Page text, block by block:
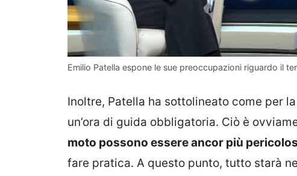
Emilio Patella espone le sue preoccupazioni riguardo il
Inoltre, Patella ha sottolineato come per
un’ora di guida obbligatoria. Ciò è
moto possono essere ancor più
fare pratica. A questo punto, tutto starà